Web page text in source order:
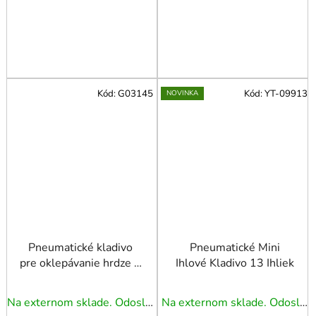
Pneumatické kladivo
pre oklepávanie hrdze +
hodnotenie Na externom sklade. Odoslanie 5 - 7 prac. dní.
Kód:G03145 NOVINKA
Pneumatické Mini
Ihlové Kladivo 13 Ihliek
Na externom sklade. Odoslanie 5 - 7 prac. dní.
Kód:YT-09913